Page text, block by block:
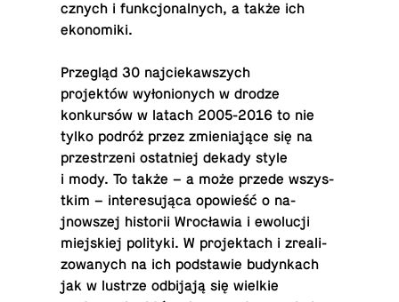
cznych i funkcjon­al­nych, a także ich
ekonomiki.
Przegląd 30 na­j­ciekawszych
projektów wyłonionych w drodze
konkursów w latach 2005-2016 to nie
tylko podróż przez zmieniające się na
przestrzeni os­tat­niej dekady style
i mody. To także – a może przede wszys­
tkim – in­tere­sująca opowieść o na­
jnowszej his­torii Wrocławia i ewolucji
miejskiej poli­tyki. W pro­jek­tach i zre­al­i­
zowanych na ich pod­stawie bu­dynkach
jak w lustrze odbijają się wielkie